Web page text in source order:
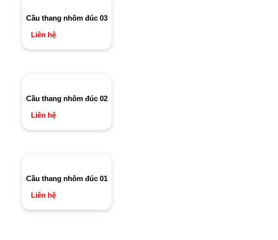
Cầu thang nhôm đúc 03
Liên hệ
Cầu thang nhôm đúc 02
Liên hệ
Cầu thang nhôm đúc 01
Liên hệ